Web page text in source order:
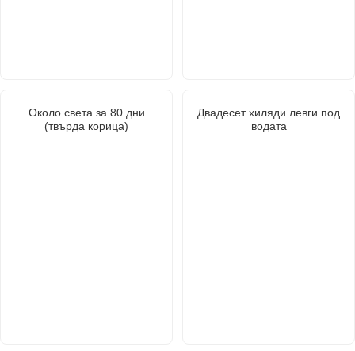
Около света за 80 дни
(твърда корица)
Двадесет хиляди левги под
водата